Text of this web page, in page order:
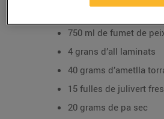
750 ml de fumet de
4 grans d’all laminats
40 grams d’ametlla
15 fulles de julivert
20 grams de pa sec